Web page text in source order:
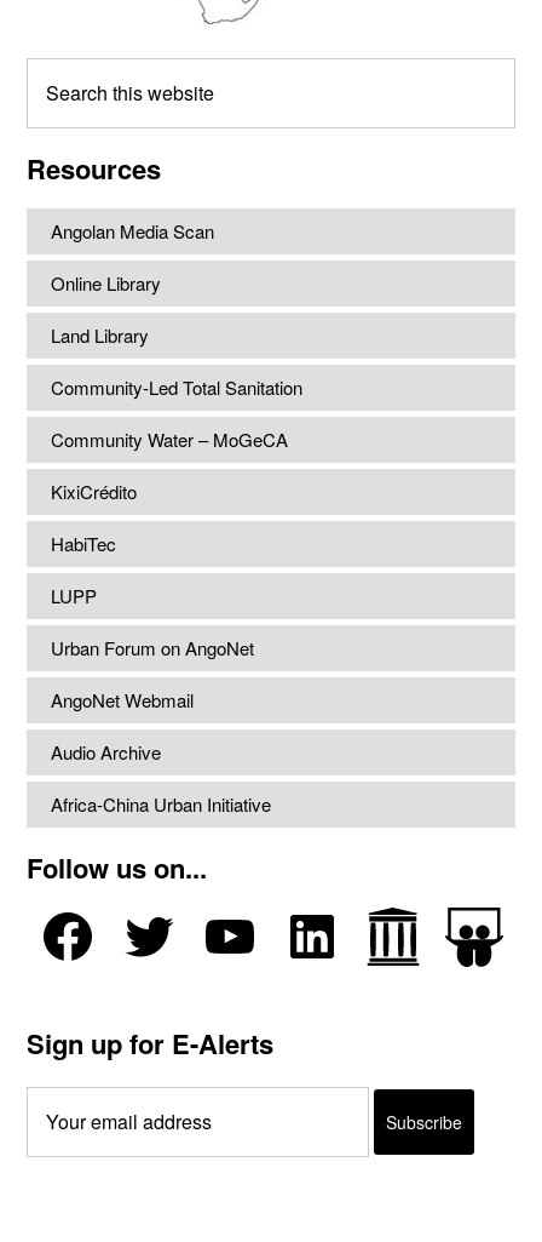
this
Resources
Angolan Media Scan
Online Library
Land Library
Community-Led Total Sanitation
Community Water – MoGeCA
KixiCrédito
HabiTec
LUPP
Urban Forum on AngoNet
AngoNet Webmail
Audio Archive
Africa-China Urban Initiative
Follow us on...
Sign up for E-Alerts